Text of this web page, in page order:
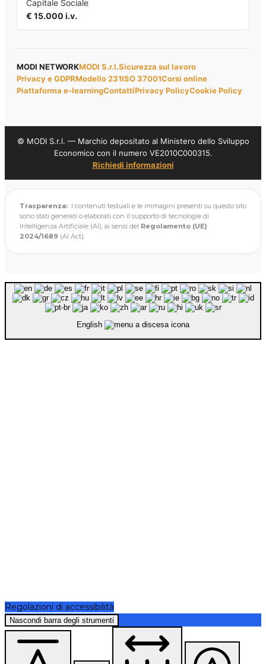
Capitale Sociale
€ 15.000 i.v.
MODI NETWORKMODI S.r.l.Sicurezza sul lavoro
Privacy e GDPRModello 231ISO 37001Corsi online
Piattaforma e-learningContattiPrivacy PolicyCookie Policy
© MODI S.r.l. — Marchio depositato al Ministero dello Sviluppo
Economico con il numero VE2010C000315.
Richiedi informazioni
Trasparenza: I contenuti testuali e le immagini presenti su questo sito
sono stati generati o elaborati con il supporto di tecnologie di
Intelligenza Artificiale (AI), ai sensi del Regolamento (UE)
2024/1689 (AI Act).
English
Regolazioni di accessibilità
Nascondi barra degli strumenti